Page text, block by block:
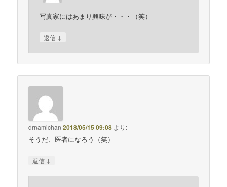
写真家にはあまり興味が・・・（笑）
返信 ↓
drnamichan 2018/05/15 09:08 より:
そうだ、医者になろう（笑）
返信 ↓